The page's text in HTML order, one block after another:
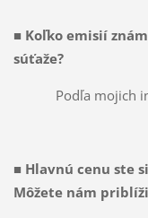
■ Koľko emisií
súťaže?
Podľa mojich
■ Hlavnú cenu ste
Môžete nám